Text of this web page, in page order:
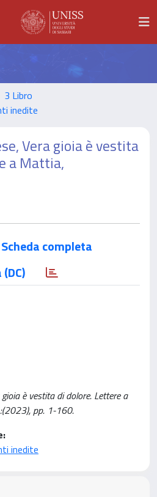
3 Libro
inedite
Vera gioia è vestita
a Mattia,
Scheda completa
è vestita di dolore. Lettere a
pp. 1-160.
inedite